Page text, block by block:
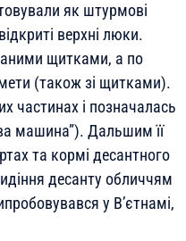
як штурмові
верхні люки.
щитками, а по
(також зі щитками).
частинах і позначалась
машина”). Дальшим її
та кормі десантного
десанту обличчям
у В’єтнамі,